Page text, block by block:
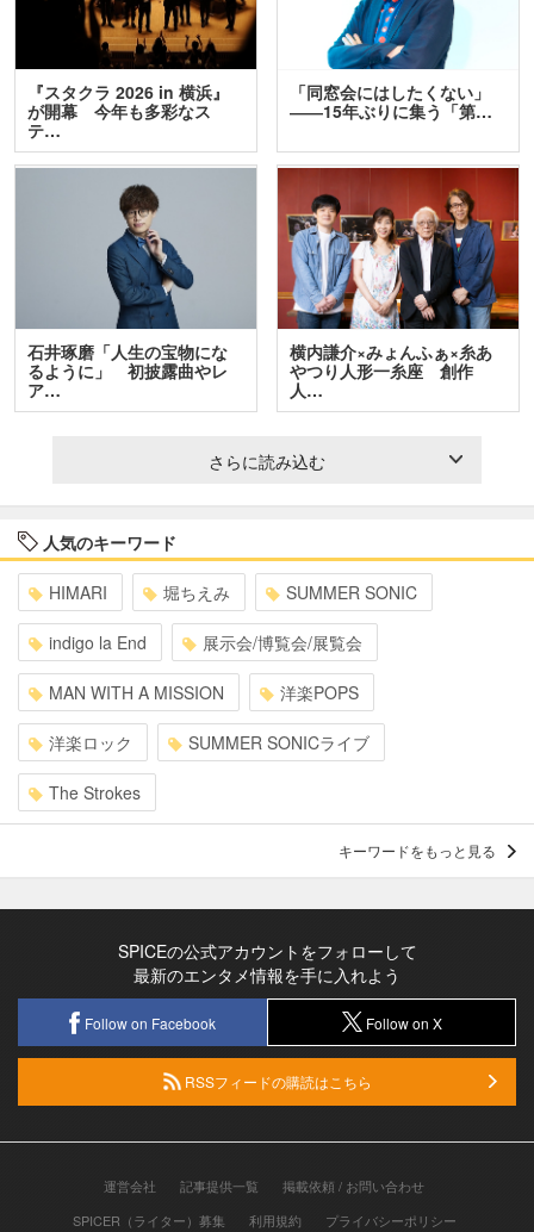
『スタクラ 2026 in 横浜』
が開幕 今年も多彩なス
テ…
「同窓会にはしたくない」
――15年ぶりに集う「第…
石井琢磨「人生の宝物にな
るように」 初披露曲やレ
ア…
横内謙介×みょんふぁ×糸あ
やつり人形一糸座 創作
人…
さらに読み込む
人気のキーワード
HIMARI 堀ちえみ SUMMER SONIC
indigo la End 展示会/博覧会/展覧会
MAN WITH A MISSION 洋楽POPS
洋楽ロック SUMMER SONICライブ
The Strokes
キーワードをもっと見る
SPICEの公式アカウントをフォローして
最新のエンタメ情報を手に入れよう
Follow on Facebook Follow on X
RSSフィードの購読はこちら
運営会社 記事提供一覧
掲載依頼 / お問い合わせ
SPICER（ライター）募集
利用規約 プライバシーポリシー